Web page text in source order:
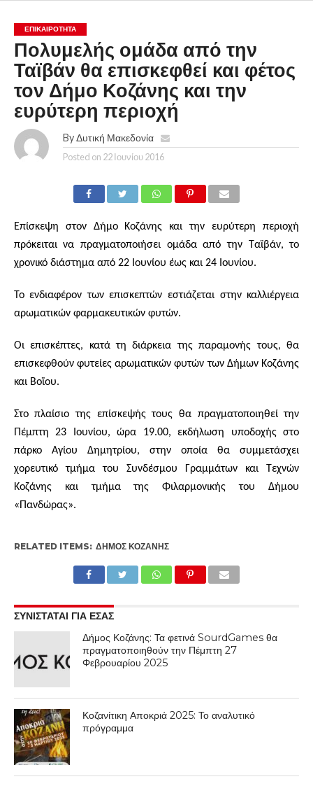
ΕΠΙΚΑΙΡΟΤΗΤΑ
Πολυμελής ομάδα από την
Ταϊβάν θα επισκεφθεί και φέτος
τον Δήμο Κοζάνης και την
ευρύτερη περιοχή
By Δυτική Μακεδονία
Posted on 22 Ιουνίου 2016
Επίσκεψη στον Δήμο Κοζάνης και την ευρύτερη περιοχή
πρόκειται να πραγματοποιήσει ομάδα από την Ταϊβάν, το
χρονικό διάστημα από 22 Ιουνίου έως και 24 Ιουνίου.
Το ενδιαφέρον των επισκεπτών εστιάζεται στην καλλιέργεια
αρωματικών φαρμακευτικών φυτών.
Οι επισκέπτες, κατά τη διάρκεια της παραμονής τους, θα
επισκεφθούν φυτείες αρωματικών φυτών των Δήμων Κοζάνης
και Βοϊου.
Στο πλαίσιο της επίσκεψής τους θα πραγματοποιηθεί την
Πέμπτη 23 Ιουνίου, ώρα 19.00, εκδήλωση υποδοχής στο
πάρκο Αγίου Δημητρίου, στην οποία θα συμμετάσχει
χορευτικό τμήμα του Συνδέσμου Γραμμάτων και Τεχνών
Κοζάνης και τμήμα της Φιλαρμονικής του Δήμου
«Πανδώρας».
RELATED ITEMS: ΔΉΜΟΣ ΚΟΖΆΝΗΣ
ΣΥΝΙΣΤΑΤΑΙ ΓΙΑ ΕΣΑΣ
Δήμος Κοζάνης: Τα φετινά SourdGames θα
πραγματοποιηθούν την Πέμπτη 27
Φεβρουαρίου 2025
Κοζανίτικη Αποκριά 2025: Το αναλυτικό
πρόγραμμα